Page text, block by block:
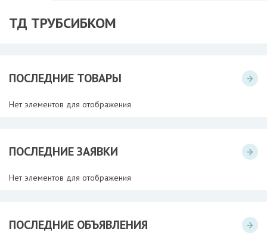
ТД ТРУБСИБКОМ
ПОСЛЕДНИЕ ТОВАРЫ
Нет элементов для отображения
ПОСЛЕДНИЕ ЗАЯВКИ
Нет элементов для отображения
ПОСЛЕДНИЕ ОБЪЯВЛЕНИЯ